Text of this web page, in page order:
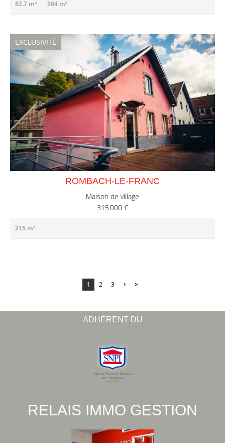
82.7 m² 584 m²
ROMBACH-LE-FRANC
Maison de village
315 000 €
215 m²
EXCLUSIVITÉ
1 2 3
ADHÉRENT DU
RELAIS IMMO GESTION